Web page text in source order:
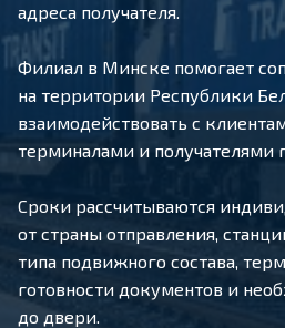
адреса получателя.
Филиал в Минске помогает
на территории Республики
взаимодействовать с
терминалами и получателями
Сроки рассчитываются
от страны отправления,
типа подвижного состава,
готовности документов и
до двери.